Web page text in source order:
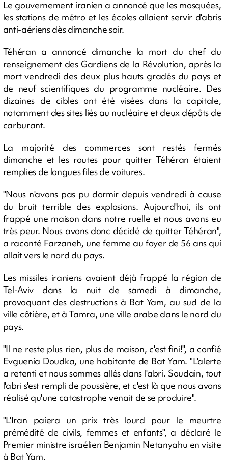
Le gouvernement iranien a annoncé que les mosquées,
les stations de métro et les écoles allaient servir d'abris
anti-aériens dès dimanche soir.
Téhéran a annoncé dimanche la mort du chef du
renseignement des Gardiens de la Révolution, après la
mort vendredi des deux plus hauts gradés du pays et
de neuf scientifiques du programme nucléaire. Des
dizaines de cibles ont été visées dans la capitale,
notamment des sites liés au nucléaire et deux dépôts de
carburant.
La majorité des commerces sont restés fermés
dimanche et les routes pour quitter Téhéran étaient
remplies de longues files de voitures.
"Nous n'avons pas pu dormir depuis vendredi à cause
du bruit terrible des explosions. Aujourd'hui, ils ont
frappé une maison dans notre ruelle et nous avons eu
très peur. Nous avons donc décidé de quitter Téhéran",
a raconté Farzaneh, une femme au foyer de 56 ans qui
allait vers le nord du pays.
Les missiles iraniens avaient déjà frappé la région de
Tel-Aviv dans la nuit de samedi à dimanche,
provoquant des destructions à Bat Yam, au sud de la
ville côtière, et à Tamra, une ville arabe dans le nord du
pays.
"Il ne reste plus rien, plus de maison, c'est fini!", a confié
Evguenia Doudka, une habitante de Bat Yam. "L'alerte
a retenti et nous sommes allés dans l'abri. Soudain, tout
l'abri s'est rempli de poussière, et c'est là que nous avons
réalisé qu'une catastrophe venait de se produire".
"L'Iran paiera un prix très lourd pour le meurtre
prémédité de civils, femmes et enfants", a déclaré le
Premier ministre israélien Benjamin Netanyahu en visite
à Bat Yam.